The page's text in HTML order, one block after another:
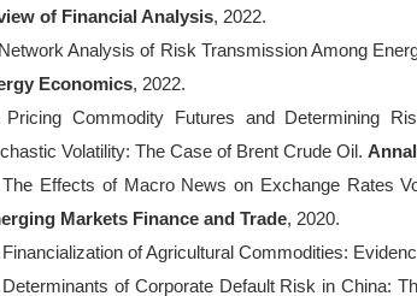
of Financial Analysis, 2022.
Analysis of Risk Transmission Among
Economics, 2022.
Pricing Commodity Futures and Determining
Volatility: The Case of Brent Crude Oil.
The Effects of Macro News on Exchange Rates
Markets Finance and Trade, 2020.
Financialization of Agricultural Commodities:
Determinants of Corporate Default Risk in China: